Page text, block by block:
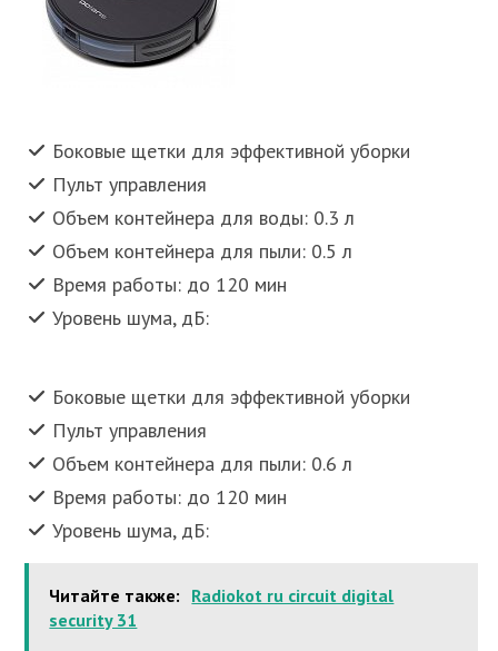
Боковые щетки для эффективной уборки
Пульт управления
Объем контейнера для воды: 0.3 л
Объем контейнера для пыли: 0.5 л
Время работы: до 120 мин
Уровень шума, дБ:
Боковые щетки для эффективной уборки
Пульт управления
Объем контейнера для пыли: 0.6 л
Время работы: до 120 мин
Уровень шума, дБ:
Читайте также: Radiokot ru circuit digital
security 31